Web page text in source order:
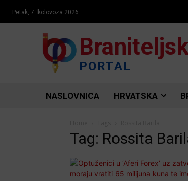
Petak, 7. kolovoza 2026.
PORTAL
NASLOVNICA HRVATSKA
Tag: Rossita